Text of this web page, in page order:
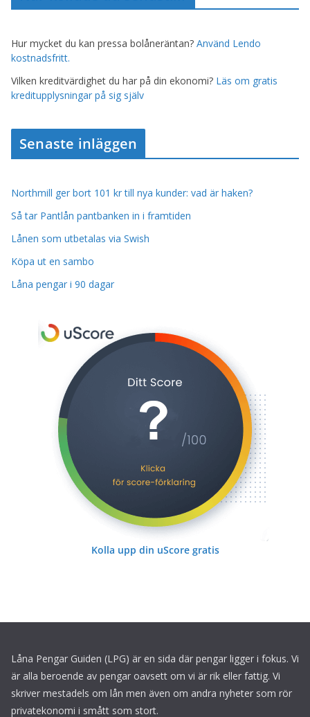
Hur mycket du kan pressa bolåneräntan? Använd Lendo
kostnadsfritt.
Vilken kreditvärdighet du har på din ekonomi? Läs om gratis
kreditupplysningar på sig själv
Senaste inläggen
Northmill ger bort 101 kr till nya kunder: vad är haken?
Så tar Pantlån pantbanken in i framtiden
Lånen som utbetalas via Swish
Köpa ut en sambo
Låna pengar i 90 dagar
Kolla upp din uScore gratis
Låna Pengar Guiden (LPG) är en sida där pengar ligger i fokus. Vi
är alla beroende av pengar oavsett om vi är rik eller fattig. Vi
skriver mestadels om lån men även om andra nyheter som rör
privatekonomi i smått som stort.